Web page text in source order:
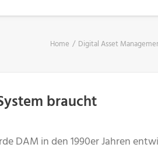
Home Digital Asset
braucht
DAM in den 1990er Jahren